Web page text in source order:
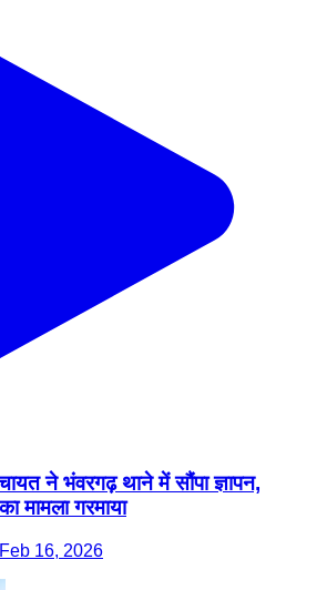
ने भंवरगढ़ थाने में सौंपा ज्ञापन,
मामला गरमाया
16, 2026